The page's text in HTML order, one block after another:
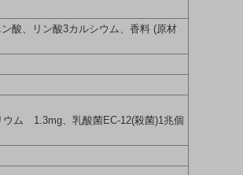
酸、リン酸3カルシウム、香料 (原材
ム 1.3mg、乳酸菌EC-12(殺菌)1兆個